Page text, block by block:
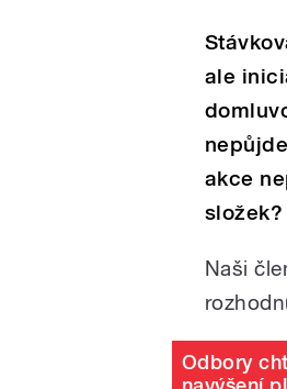
ale
akce
složek?
Naši
Odbory